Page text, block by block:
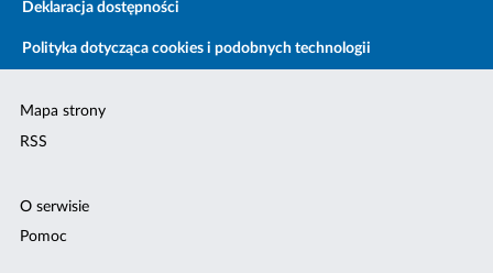
Deklaracja dostępności
Polityka dotycząca cookies i podobnych technologii
Mapa strony
RSS
O serwisie
Pomoc